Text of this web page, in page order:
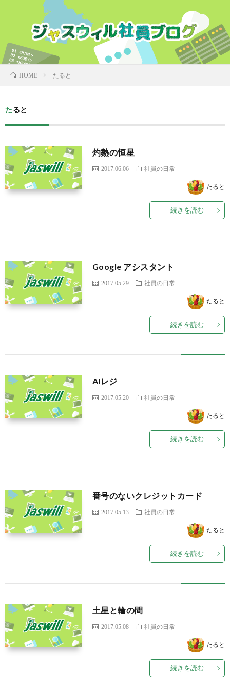
HOME たると
たると
灼熱の恒星
2017.06.06 社員の日常
たると
続きを読む
Google アシスタント
2017.05.29 社員の日常
たると
続きを読む
AIレジ
2017.05.20 社員の日常
たると
続きを読む
番号のないクレジットカード
2017.05.13 社員の日常
たると
続きを読む
土星と輪の間
2017.05.08 社員の日常
たると
続きを読む